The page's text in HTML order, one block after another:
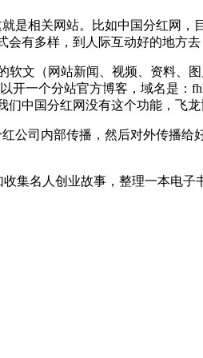
是相关网站。比如中国分红网
有多样，到人际互动好的地方去
文（网站新闻、视频、资料、
一个分站官方博客，域名是：
中国分红网没有这个功能，飞龙
公司内部传播，然后对外传播
集名人创业故事，整理一本电子